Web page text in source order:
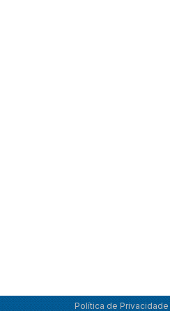
Política de